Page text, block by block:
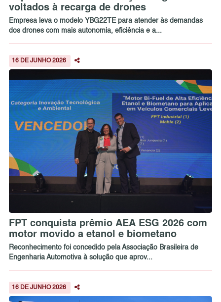
voltados à recarga de drones
Empresa leva o modelo YBG22TE para atender às demandas
dos drones com mais autonomia, eficiência e a...
16 DE JUNHO 2026
FPT conquista prêmio AEA ESG 2026 com
motor movido a etanol e biometano
Reconhecimento foi concedido pela Associação Brasileira de
Engenharia Automotiva à solução que aprov...
16 DE JUNHO 2026